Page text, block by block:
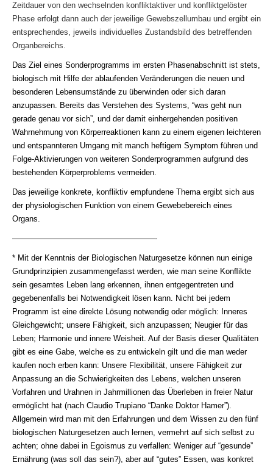
Zeitdauer von den wechselnden konfliktaktiver und konfliktgelöster
Phase erfolgt dann auch der jeweilige Gewebszellumbau und ergibt ein
entsprechendes, jeweils individuelles Zustandsbild des betreffenden
Organbereichs.
Das Ziel eines Sonderprogramms im ersten Phasenabschnitt ist stets,
biologisch mit Hilfe der ablaufenden Veränderungen die neuen und
besonderen Lebensumstände zu überwinden oder sich daran
anzupassen. Bereits das Verstehen des Systems, “was geht nun
gerade genau vor sich”, und der damit einhergehenden positiven
Wahrnehmung von Körperreaktionen kann zu einem eigenen leichteren
und entspannteren Umgang mit manch heftigem Symptom führen und
Folge-Aktivierungen von weiteren Sonderprogrammen aufgrund des
bestehenden Körperproblems vermeiden.
Das jeweilige konkrete, konfliktiv empfundene Thema ergibt sich aus
der physiologischen Funktion von einem Gewebebereich eines
Organs.
——————————————————-
* Mit der Kenntnis der Biologischen Naturgesetze können nun einige
Grundprinzipien zusammengefasst werden, wie man seine Konﬂikte
sein gesamtes Leben lang erkennen, ihnen entgegentreten und
gegebenenfalls bei Notwendigkeit lösen kann. Nicht bei jedem
Programm ist eine direkte Lösung notwendig oder möglich: Inneres
Gleichgewicht; unsere Fähigkeit, sich anzupassen; Neugier für das
Leben; Harmonie und innere Weisheit. Auf der Basis dieser Qualitäten
gibt es eine Gabe, welche es zu entwickeln gilt und die man weder
kaufen noch erben kann: Unsere Flexibilität, unsere Fähigkeit zur
Anpassung an die Schwierigkeiten des Lebens, welchen unseren
Vorfahren und Urahnen in Jahrmillionen das Überleben in freier Natur
ermöglicht hat (nach Claudio Trupiano “Danke Doktor Hamer”).
Allgemein wird man mit den Erfahrungen und dem Wissen zu den fünf
biologischen Naturgesetzen auch lernen, vermehrt auf sich selbst zu
achten; ohne dabei in Egoismus zu verfallen: Weniger auf “gesunde”
Ernährung (was soll das sein?), aber auf “gutes” Essen, was konkret